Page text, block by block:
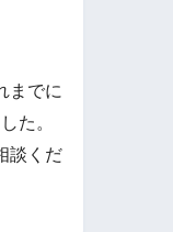
までに
た。
談くだ